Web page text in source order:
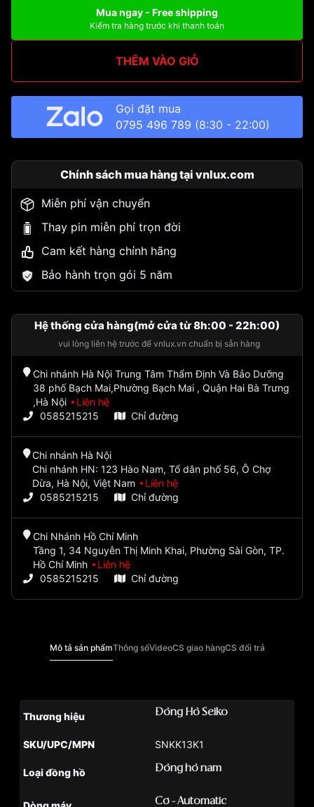
Mua ngay - Free shipping
Kiểm tra hàng trước khi thanh toán
THÊM VÀO GIỎ
Gọi đặt mua
0795 496 789 (8:30 - 22:00)
Chính sách mua hàng tại vnlux.com
Miễn phí vận chuyển
Thay pin miễn phí trọn đời
Cam kết hàng chính hãng
Bảo hành trọn gói 5 năm
Hệ thống cửa hàng(mở cửa từ 8h:00 - 22h:00)
vui lòng liên hệ trước để vnlux.vn chuẩn bị sẵn hàng
Chi nhánh Hà Nội Trung Tâm Thẩm Định Và Bảo Dưỡng
38 phố Bạch Mai,Phường Bạch Mai , Quận Hai Bà Trưng
,Hà Nội
Liên hệ
0585215215
Chỉ đường
Chi nhánh Hà Nội
Chi nhánh HN: 123 Hào Nam, Tổ dân phố 56, Ô Chợ
Dừa, Hà Nội, Việt Nam
Liên hệ
0585215215
Chỉ đường
Chi Nhánh Hồ Chí Minh
Tầng 1, 34 Nguyễn Thị Minh Khai, Phường Sài Gòn, TP.
Hồ Chí Minh
Liên hệ
0585215215
Chỉ đường
Mô tả sản phẩmThông sốVideoCS giao hàngCS đổi trả
Thương hiệu Đồng Hồ Seiko
SKU/UPC/MPN SNKK13K1
Loại đồng hồ Đồng hồ nam
Cơ - Automatic